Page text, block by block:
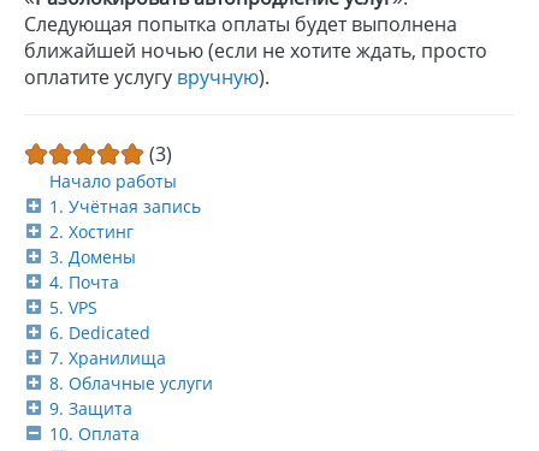
Начало работы
1. Учётная запись
2. Хостинг
3. Домены
4. Почта
5. VPS
6. Dedicated
7. Хранилища
8. Облачные услуги
9. Защита
10. Оплата
Следующая попытка оплаты будет выполнена
ближайшей ночью (если не хотите ждать, просто
оплатите услугу вручную).
(3)